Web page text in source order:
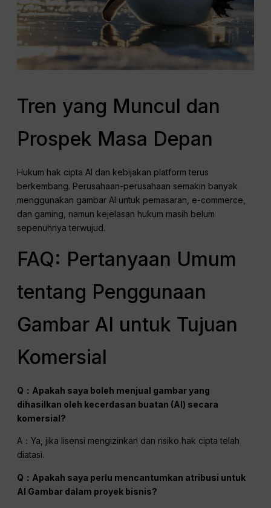
Tren yang Muncul dan
Prospek Masa Depan
Hukum hak cipta AI dan kebijakan platform terus
berkembang. Perusahaan-perusahaan semakin banyak
menggunakan gambar AI untuk pemasaran, e-commerce,
dan gaming, namun kejelasan hukum masih belum
sepenuhnya terwujud.
FAQ: Pertanyaan Umum
tentang Penggunaan
Gambar AI untuk Tujuan
Komersial
Q：Apakah saya boleh menjual gambar yang
dihasilkan oleh kecerdasan buatan (AI) secara
komersial?
A：Ya, jika lisensi mengizinkan dan risiko hak cipta telah
diatasi.
Q：Apakah saya perlu mencantumkan atribusi untuk
AI Gambar dalam proyek bisnis?